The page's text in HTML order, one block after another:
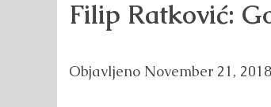
Filip Ratković:
Objavljeno November 21, 2018